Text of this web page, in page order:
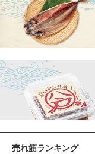
売れ筋ランキング